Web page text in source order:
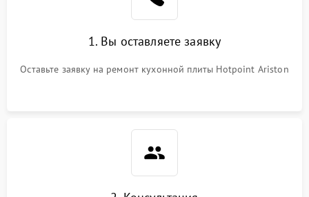
1. Вы оставляете заявку
Оставьте заявку на ремонт кухонной плиты Hotpoint Ariston